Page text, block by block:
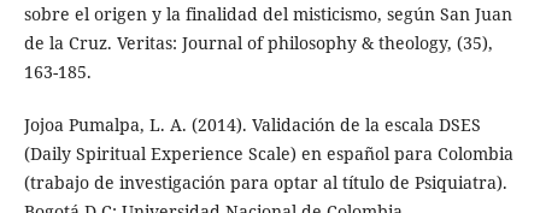
sobre el origen y la finalidad del misticismo, según San Juan
de la Cruz. Veritas: Journal of philosophy & theology, (35),
163-185.
Jojoa Pumalpa, L. A. (2014). Validación de la escala DSES
(Daily Spiritual Experience Scale) en español para Colombia
(trabajo de investigación para optar al título de Psiquiatra).